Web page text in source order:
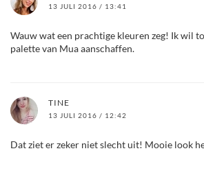
13 JULI 2016 / 13:41
Wauw wat een prachtige kleuren zeg! Ik wil
palette van Mua aanschaffen.
TINE
13 JULI 2016 / 12:42
Dat ziet er zeker niet slecht uit! Mooie look